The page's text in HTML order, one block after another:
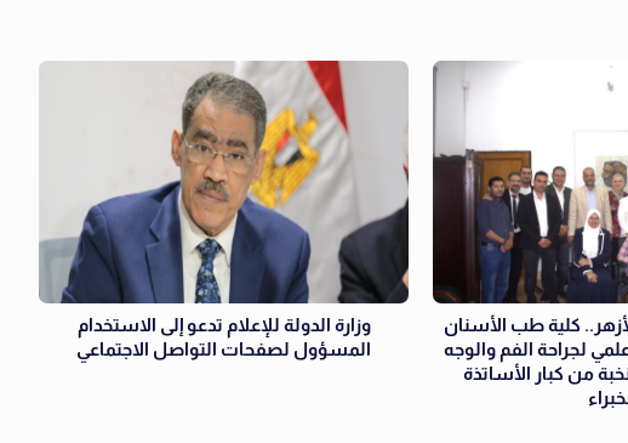
كلية طب الأسنان
لجراحة الفم والوجه
من كبار الأساتذة
وزارة الدولة للإعلام تدعو إلى الاستخدام
المسؤول لصفحات التواصل الاجتماعي